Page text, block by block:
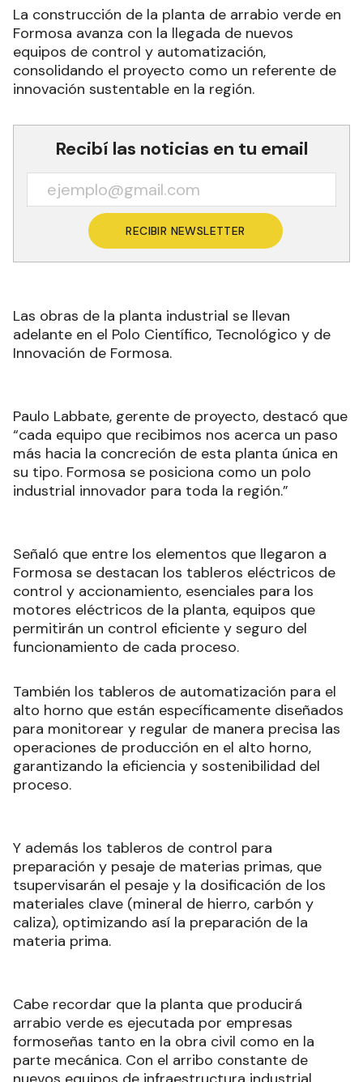
La construcción de la planta de arrabio verde en
Formosa avanza con la llegada de nuevos
equipos de control y automatización,
consolidando el proyecto como un referente de
innovación sustentable en la región.
Recibí las noticias en tu email
RECIBIR NEWSLETTER
Las obras de la planta industrial se llevan
adelante en el Polo Científico, Tecnológico y de
Innovación de Formosa.
Paulo Labbate, gerente de proyecto, destacó que
“cada equipo que recibimos nos acerca un paso
más hacia la concreción de esta planta única en
su tipo. Formosa se posiciona como un polo
industrial innovador para toda la región.”
Señaló que entre los elementos que llegaron a
Formosa se destacan los tableros eléctricos de
control y accionamiento, esenciales para los
motores eléctricos de la planta, equipos que
permitirán un control eficiente y seguro del
funcionamiento de cada proceso.
También los tableros de automatización para el
alto horno que están específicamente diseñados
para monitorear y regular de manera precisa las
operaciones de producción en el alto horno,
garantizando la eficiencia y sostenibilidad del
proceso.
Y además los tableros de control para
preparación y pesaje de materias primas, que
tsupervisarán el pesaje y la dosificación de los
materiales clave (mineral de hierro, carbón y
caliza), optimizando así la preparación de la
materia prima.
Cabe recordar que la planta que producirá
arrabio verde es ejecutada por empresas
formoseñas tanto en la obra civil como en la
parte mecánica. Con el arribo constante de